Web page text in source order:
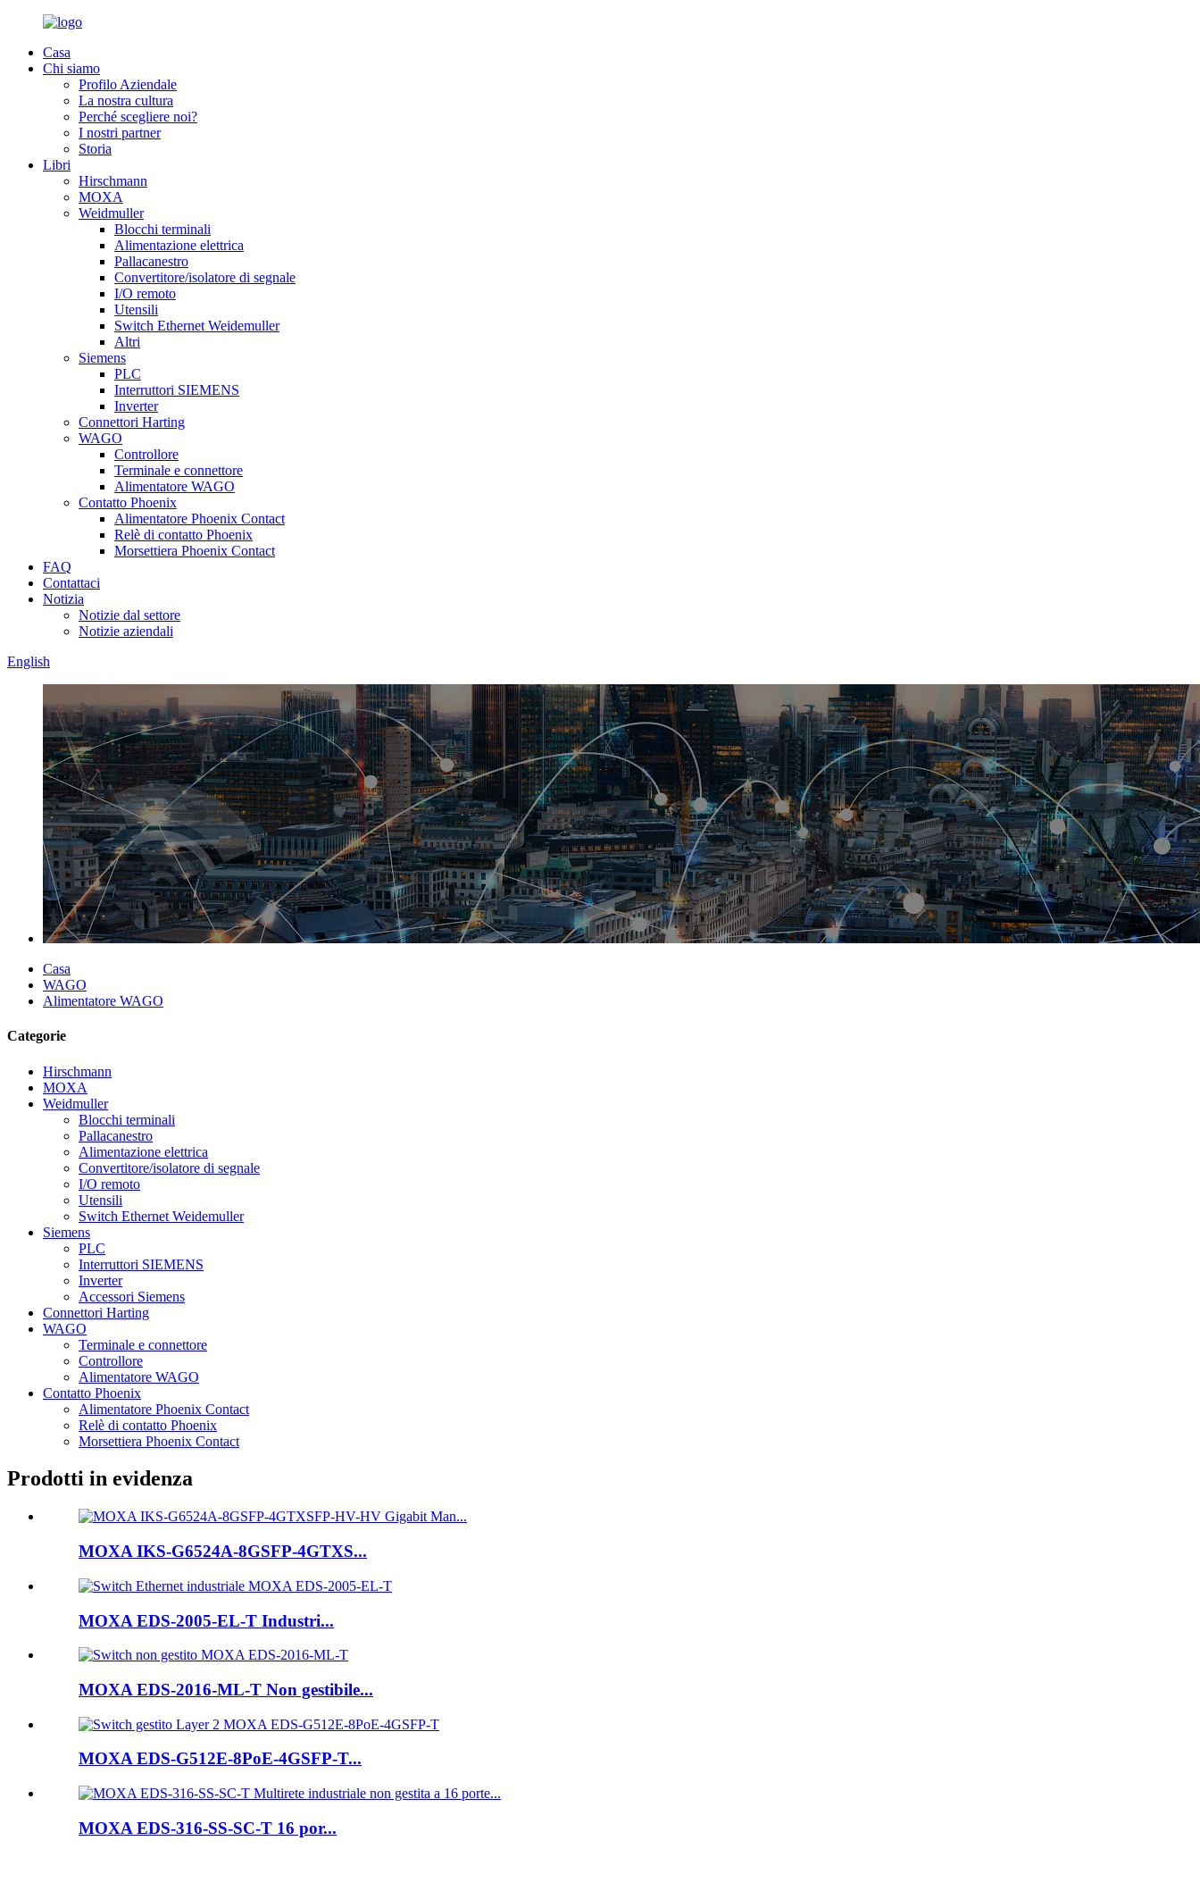
Casa
Chi siamo
Profilo Aziendale
La nostra cultura
Perché scegliere noi?
I nostri partner
Storia
Libri
Hirschmann
MOXA
Weidmuller
Blocchi terminali
Alimentazione elettrica
Pallacanestro
Convertitore/isolatore di segnale
I/O remoto
Utensili
Switch Ethernet Weidemuller
Altri
Siemens
PLC
Interruttori SIEMENS
Inverter
Connettori Harting
WAGO
Controllore
Terminale e connettore
Alimentatore WAGO
Contatto Phoenix
Alimentatore Phoenix Contact
Relè di contatto Phoenix
Morsettiera Phoenix Contact
FAQ
Contattaci
Notizia
Notizie dal settore
Notizie aziendali
English
Casa
WAGO
Alimentatore WAGO
Categorie
Hirschmann
MOXA
Weidmuller
Blocchi terminali
Pallacanestro
Alimentazione elettrica
Convertitore/isolatore di segnale
I/O remoto
Utensili
Switch Ethernet Weidemuller
Siemens
PLC
Interruttori SIEMENS
Inverter
Accessori Siemens
Connettori Harting
WAGO
Terminale e connettore
Controllore
Alimentatore WAGO
Contatto Phoenix
Alimentatore Phoenix Contact
Relè di contatto Phoenix
Morsettiera Phoenix Contact
Prodotti in evidenza
MOXA IKS-G6524A-8GSFP-4GTXS...
MOXA EDS-2005-EL-T Industri...
MOXA EDS-2016-ML-T Non gestibile...
MOXA EDS-G512E-8PoE-4GSFP-T...
MOXA EDS-316-SS-SC-T 16 por...